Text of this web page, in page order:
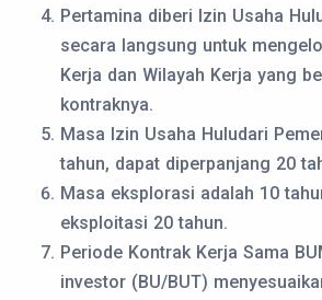
Pertamina diberi Izin Usaha
secara langsung untuk
Kerja dan Wilayah Kerja yang
kontraknya.
Masa Izin Usaha Huludari
tahun, dapat diperpanjang 20
Masa eksplorasi adalah 10
eksploitasi 20 tahun.
Periode Kontrak Kerja Sama
investor (BU/BUT)